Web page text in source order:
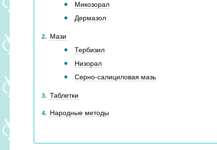
Микозорал
Дермазол
2
Мази
Тербизил
Низорал
Серно-салициловая мазь
3 Таблетки
4 Народные методы